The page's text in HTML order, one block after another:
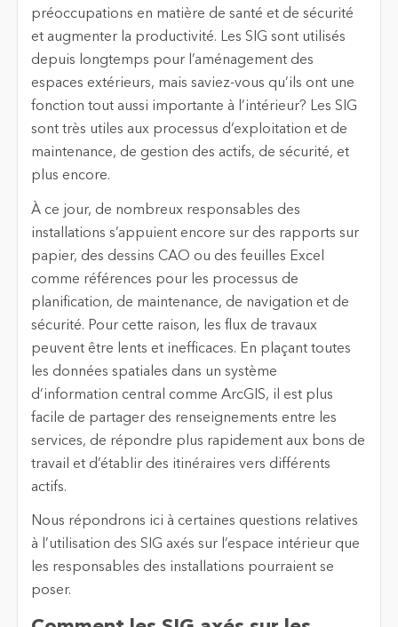
préoccupations en matière de santé et de sécurité
et augmenter la productivité. Les SIG sont utilisés
depuis longtemps pour l’aménagement des
espaces extérieurs, mais saviez-vous qu’ils ont une
fonction tout aussi importante à l’intérieur? Les SIG
sont très utiles aux processus d’exploitation et de
maintenance, de gestion des actifs, de sécurité, et
plus encore.
À ce jour, de nombreux responsables des
installations s’appuient encore sur des rapports sur
papier, des dessins CAO ou des feuilles Excel
comme références pour les processus de
planification, de maintenance, de navigation et de
sécurité. Pour cette raison, les flux de travaux
peuvent être lents et inefficaces. En plaçant toutes
les données spatiales dans un système
d’information central comme ArcGIS, il est plus
facile de partager des renseignements entre les
services, de répondre plus rapidement aux bons de
travail et d’établir des itinéraires vers différents
actifs.
Nous répondrons ici à certaines questions relatives
à l’utilisation des SIG axés sur l’espace intérieur que
les responsables des installations pourraient se
poser.